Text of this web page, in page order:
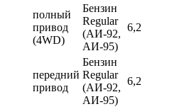
полный
привод
(4WD)
Бензин
Regular
(АИ-92,
АИ-95)
6,2
передний
привод
Бензин
Regular
(АИ-92,
АИ-95)
6,2